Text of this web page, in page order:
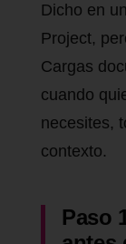
Dicho en
Project,
Cargas
cuando
necesites,
contexto.
Paso